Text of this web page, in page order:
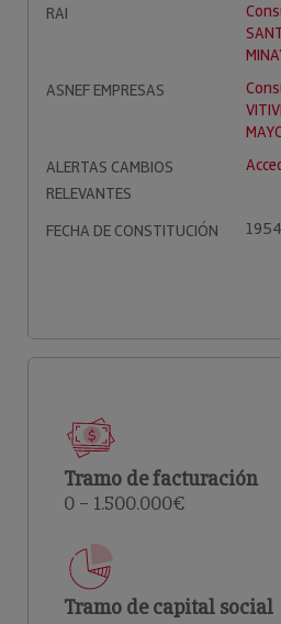
RAI
ASNEF EMPRESAS
ALERTAS CAMBIOS
RELEVANTES
FECHA DE CONSTITUCIÓN 1954
Tramo de facturación
0 – 1.500.000€
Tramo de capital social